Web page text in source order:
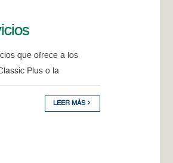
que ofrece a los
Plus o la
LEER MÁS